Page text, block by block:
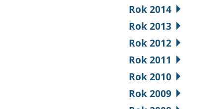
Rok 2014
Rok 2013
Rok 2012
Rok 2011
Rok 2010
Rok 2009